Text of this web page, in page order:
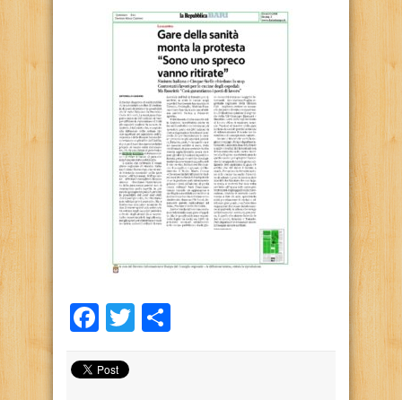
Facebook
Twitter